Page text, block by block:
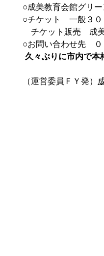
○成美教育会館グリ
○チケット　一般３
チケット販売　成
○お問い合わせ先　
久々ぶりに市内で本
（運営委員ＦＹ発）